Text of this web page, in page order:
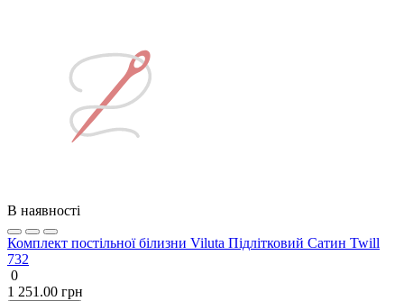
В наявності
Комплект постільної білизни Viluta Підлітковий Сатин Twill
732
0
1 251.00 грн